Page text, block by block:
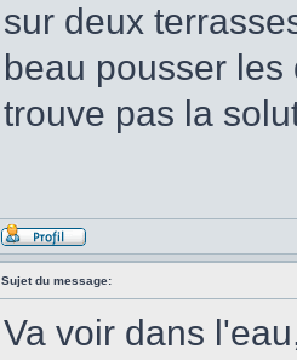
sur deux
beau pousser
trouve pas la
Sujet du message:
Va voir dans